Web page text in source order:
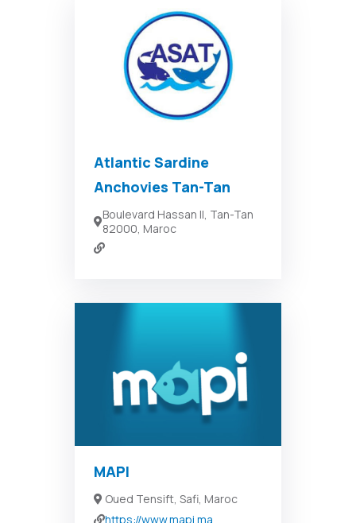
Atlantic Sardine
Anchovies Tan-Tan
Boulevard Hassan II, Tan-Tan
82000, Maroc
MAPI
Oued Tensift, Safi, Maroc
https://www.mapi.ma